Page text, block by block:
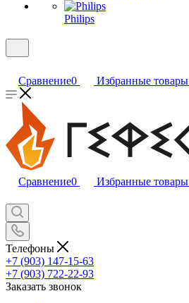
Philips
Сравнение0 Избранные товары
Сравнение0 Избранные товары
Телефоны
+7 (903) 147-15-63
+7 (903) 722-22-93
Заказать звонок